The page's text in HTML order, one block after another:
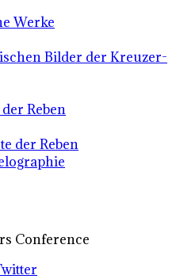
Werke
Bilder der Kreuzer-
Reben
der Reben
Conference